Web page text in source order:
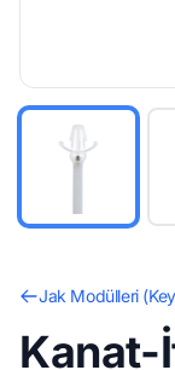
Jak Modülleri
Kanat-